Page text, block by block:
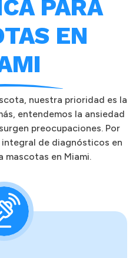
PARA
EN
nuestra prioridad es la
entendemos la ansiedad
preocupaciones. Por
de diagnósticos en
mascotas en Miami.